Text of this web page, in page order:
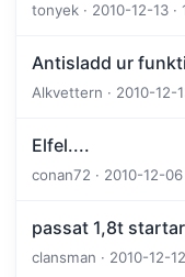
tonyek · 2010-12-13 ·
Antisladd ur
Alkvettern · 2010-12-
Elfel....
conan72 · 2010-12-
passat 1,8t
clansman · 2010-12-